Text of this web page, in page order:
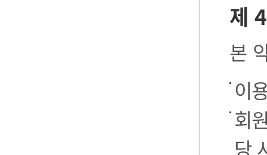
제
본
이
회
당